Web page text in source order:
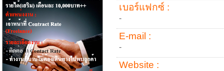
เบอร์แฟกซ์ :
-
E-mail :
-
Website :